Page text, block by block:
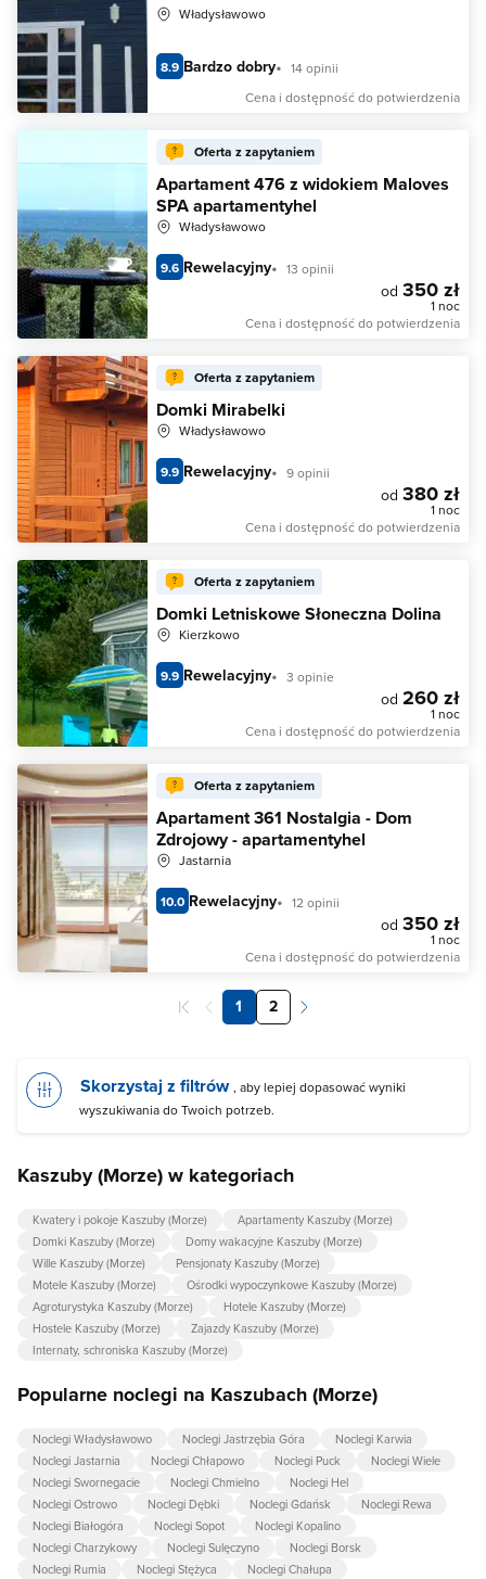
Władysławowo
8.9 Bardzo dobry
14 opinii
Cena i dostępność do potwierdzenia
Oferta z zapytaniem
Apartament 476 z widokiem Maloves
SPA apartamentyhel
Władysławowo
9.6 Rewelacyjny 13 opinii
od 350 zł
1 noc
Cena i dostępność do potwierdzenia
Oferta z zapytaniem
Domki Mirabelki
Władysławowo
9.9 Rewelacyjny 9 opinii
od 380 zł
1 noc
Cena i dostępność do potwierdzenia
Oferta z zapytaniem
Domki Letniskowe Słoneczna Dolina
Kierzkowo
9.9 Rewelacyjny 3 opinie
od 260 zł
1 noc
Cena i dostępność do potwierdzenia
Oferta z zapytaniem
Apartament 361 Nostalgia - Dom
Zdrojowy - apartamentyhel
Jastarnia
10.0 Rewelacyjny 12 opinii
od 350 zł
1 noc
Cena i dostępność do potwierdzenia
1 2
Skorzystaj z filtrów , aby lepiej dopasować wyniki
wyszukiwania do Twoich potrzeb.
Kaszuby (Morze) w kategoriach
Kwatery i pokoje Kaszuby (Morze)
Apartamenty Kaszuby (Morze)
Domki Kaszuby (Morze)
Domy wakacyjne Kaszuby (Morze)
Wille Kaszuby (Morze)
Pensjonaty Kaszuby (Morze)
Motele Kaszuby (Morze)
Ośrodki wypoczynkowe Kaszuby (Morze)
Agroturystyka Kaszuby (Morze)
Hotele Kaszuby (Morze)
Hostele Kaszuby (Morze)
Zajazdy Kaszuby (Morze)
Internaty, schroniska Kaszuby (Morze)
Popularne noclegi na Kaszubach (Morze)
Noclegi Władysławowo Noclegi Jastrzębia Góra
Noclegi Karwia
Noclegi Jastarnia
Noclegi Chłapowo Noclegi Puck
Noclegi Wiele
Noclegi Swornegacie
Noclegi Chmielno
Noclegi Hel
Noclegi Ostrowo
Noclegi Dębki Noclegi Gdańsk
Noclegi Rewa
Noclegi Białogóra
Noclegi Sopot
Noclegi Kopalino
Noclegi Charzykowy
Noclegi Sulęczyno
Noclegi Borsk
Noclegi Rumia
Noclegi Stężyca
Noclegi Chałupa